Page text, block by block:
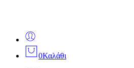
0Καλάθι